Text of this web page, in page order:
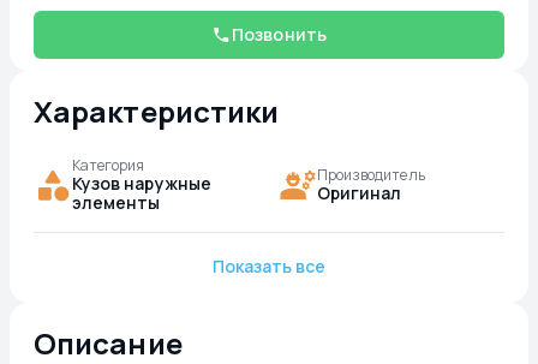
Позвонить
Характеристики
Категория
Кузов наружные
элементы
Производитель
Оригинал
Показать все
Описание